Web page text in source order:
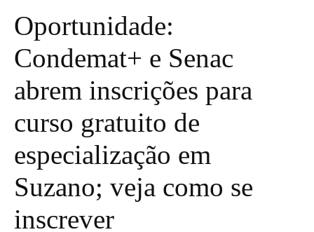
Oportunidade:
Condemat+ e Senac
abrem inscrições para
curso gratuito de
especialização em
Suzano; veja como se
inscrever